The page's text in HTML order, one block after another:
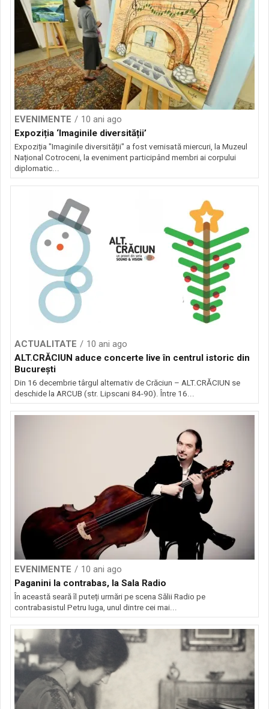
EVENIMENTE
10 ani ago
Expoziția ‘Imaginile diversității’
Expoziția "Imaginile diversității" a fost vernisată miercuri, la Muzeul
Național Cotroceni, la eveniment participând membri ai corpului
diplomatic...
ACTUALITATE
10 ani ago
ALT.CRĂCIUN aduce concerte live în centrul istoric din
București
Din 16 decembrie târgul alternativ de Crăciun – ALT.CRĂCIUN se
deschide la ARCUB (str. Lipscani 84-90). Între 16...
EVENIMENTE
10 ani ago
Paganini la contrabas, la Sala Radio
În această seară îl puteți urmări pe scena Sălii Radio pe
contrabasistul Petru Iuga, unul dintre cei mai...